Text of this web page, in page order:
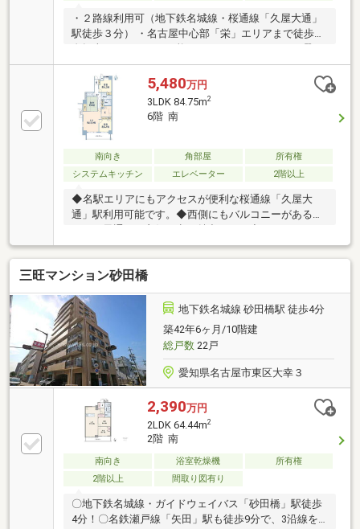
・２路線利用可（地下鉄名城線・桜通線「久屋大通」
駅徒歩３分） ・名古屋中心部「栄」エリアまで徒歩、
日曜日１０時半～１６時まで毎日常駐 ・南向き１４階
部分で眺望が良く２ＬＤＫの広々とした間取り
5,480万円
3LDK 84.75m2
6階 南
南向き 角部屋
所有権
システムキッチン
エレベーター 2階以上
◆名駅エリアにもアクセスが便利な桜通線「久屋大
通」駅利用可能です。◆西側にもバルコニーがあるこ
共用部には、コンシェルジュサービス有り（月曜～日
曜 １０時から１６時）◆エレベーターが２基設置さ
れ、混雑を軽減します。◆エントランス部分には、宅
配ボックスが設置されています。～ライフインフォメ
ーション～・セブン-イレブン 名古屋桜通泉１丁目
店・・徒歩2分（100m）・東桜小学校・・・・徒歩5
分（390m）・冨士中学校・・・・・・徒歩4分
（260m）・泉富士塚公
園・・・・・・・・・・・・・・徒歩5分（340m）
三旺マンション砂田橋
地下鉄名城線 砂田橋駅 徒歩4分
築42年6ヶ月/10階建
総戸数22戸
愛知県名古屋市東区大幸３
2,390万円
2LDK 64.44m2
2階 南
南向き 浴室乾燥機
所有権
2階以上
間取り図有り
〇地下鉄名城線・ガイドウェイバス「砂田橋」駅徒歩
4分！〇名鉄瀬戸線「矢田」駅も徒歩9分で、3沿線を